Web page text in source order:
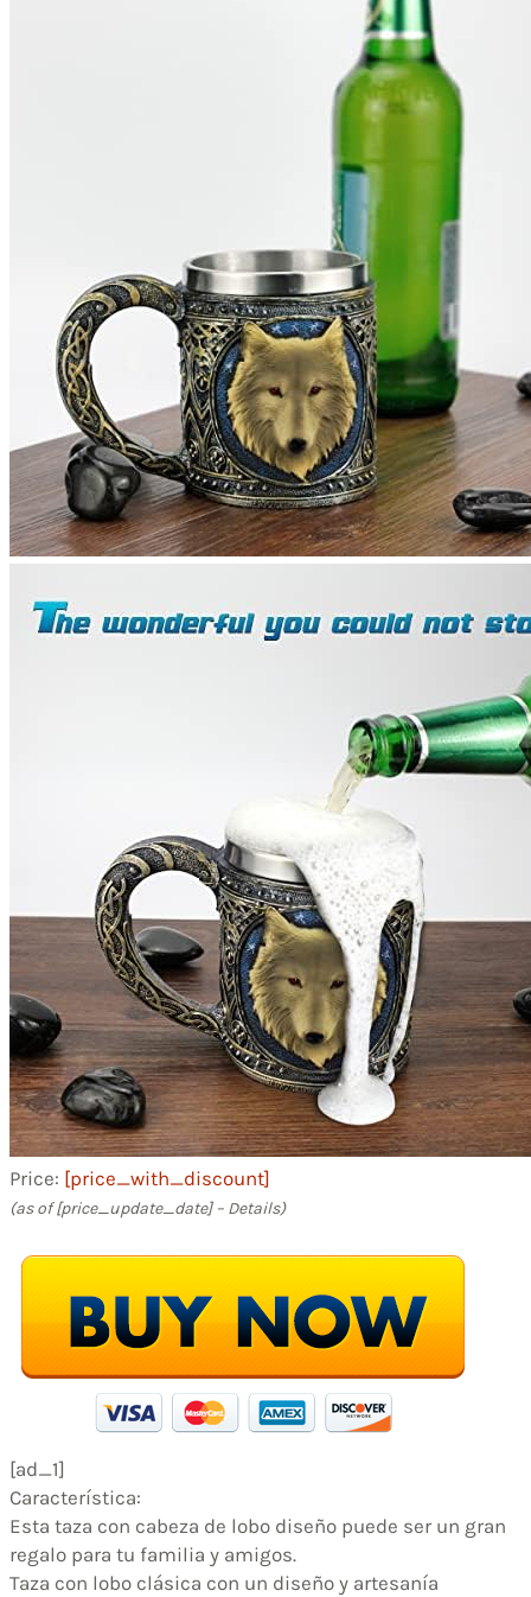
Price: [price_with_discount]
(as of [price_update_date] – Details)
[ad_1]
Característica:
Esta taza con cabeza de lobo diseño puede ser un gran
regalo para tu familia y amigos.
Taza con lobo clásica con un diseño y artesanía